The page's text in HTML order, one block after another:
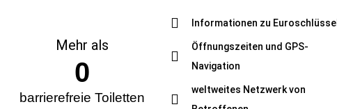
Mehr als
barrierefreie Toiletten
0
Informationen zu Euroschlüssel
Öffnungszeiten und GPS-
Navigation
weltweites Netzwerk von